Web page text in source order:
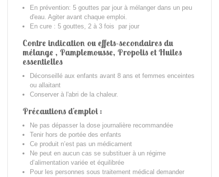
En prévention: 5 gouttes par jour à mélanger dans un peu
d'eau. Agiter avant chaque emploi.
En cure : 5 gouttes, 2 à 3 fois par jour
Contre indication ou effets-secondaires du
mélange , Pamplemousse, Propolis et Huiles
essentielles
Déconseillé aux enfants avant 8 ans et femmes enceintes
ou allaitant
Conserver à l'abri de la chaleur.
Précautions d'emploi :
Ne pas dépasser la dose journalière recommandée
Tenir hors de portée des enfants
Ce produit n’est pas un médicament
Ne peut en aucun cas se substituer à un régime
d’alimentation variée et équilibrée
Pour les personnes sous traitement médical demander